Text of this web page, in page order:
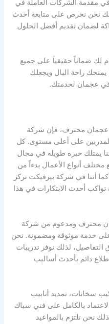
مقدمة الشركات العاملة في
نحن نحرص على متابعة أحدث
لضمان تقديم أفضل الحلول
لك ضماناً حقيقياً على جميع
يمنحك راحة البال ويجعلك
عجمان لخدمتك.
محترف، فإن شركة
على أعلى مستوى. كل
يمتلك خبرة طويلة في مجال
مختلف أنواع الأعمال بدءاً من
كما أننا في شركة بيرفيكت نركز
أحدث الابتكارات في هذا
محترف ومدعوم من شركة
خدمة موثوقة ومضمونة. نحن
التفاصيل، لذلك نوفر تدريبات
دائم بأحدث أساليب
سخانات، تمديد أنابيب
بالكامل على فني سباك
نحن نلتزم بالمواعيد